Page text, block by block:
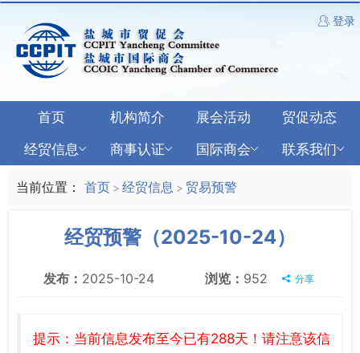
登录
首页 机构简介 展会活动
贸促动态
经贸信息
商事认证 国际商会 联系我们
当前位置： 首页 > 经贸信息 > 贸易预警
经贸预警（2025-10-24）
发布： 2025-10-24 浏览： 952 分享
提示：当前信息发布至今已有288天！请注意该信